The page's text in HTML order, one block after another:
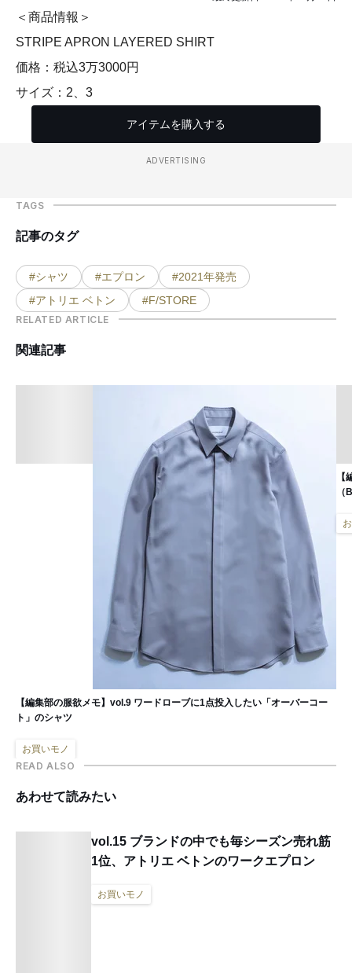
＜商品情報＞
STRIPE APRON LAYERED SHIRT
価格：税込3万3000円
サイズ：2、3
アイテムを購入する
ADVERTISING
TAGS
記事のタグ
#シャツ #エプロン
#2021年発売
#アトリエ ベトン
#F/STORE
RELATED ARTICLE
関連記事
【編集部の服欲メモ】vol.9 ワードローブに1点投入したい「オーバーコー
ト」のシャツ
お買いモノ
READ ALSO
あわせて読みたい
vol.15 ブランドの中でも毎シーズン売れ筋
1位、アトリエ ベトンのワークエプロン
お買いモノ